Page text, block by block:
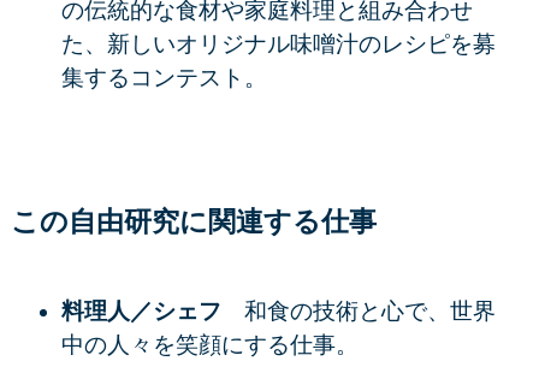
の伝統的な食材や家庭料理と組み合わせ
た、新しいオリジナル味噌汁のレシピを募
集するコンテスト。
この自由研究に関連する仕事
料理人／シェフ 和食の技術と心で、世界
中の人々を笑顔にする仕事。